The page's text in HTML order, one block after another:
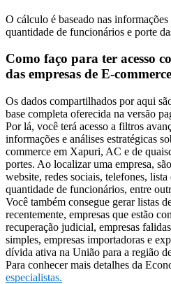
O cálculo é baseado nas
quantidade de funcionários e porte
Como faço para ter acesso
das empresas de E-
Os dados compartilhados por aqui
base completa oferecida na versão
Por lá, você terá acesso a filtros
informações e análises estratégicas
commerce em Xapuri, AC e de
portes. Ao localizar uma empresa,
website, redes sociais, telefones,
quantidade de funcionários, entre
Você também consegue gerar listas
recentemente, empresas que estão
recuperação judicial, empresas
simples, empresas importadoras e
dívida ativa na União para a região
Para conhecer mais detalhes da
especialistas.